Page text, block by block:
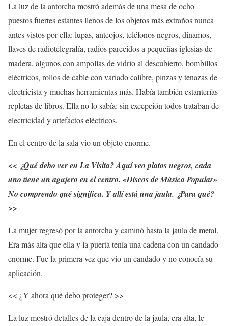
La luz de la antorcha mostró además de una mesa de ocho
puestos fuertes estantes llenos de los objetos más extraños nunca
antes vistos por ella: lupas, anteojos, teléfonos negros, dinamos,
llaves de radiotelegrafía, radios parecidos a pequeñas iglesias de
madera, algunos con ampollas de vidrio al descubierto, bombillos
eléctricos, rollos de cable con variado calibre, pinzas y tenazas de
electricista y muchas herramientas más. Había también estanterías
repletas de libros. Ella no lo sabía: sin excepción todos trataban de
electricidad y artefactos eléctricos.
En el centro de la sala vio un objeto enorme.
<< ¿Qué debo ver en La Visita? Aquí veo platos negros, cada
uno tiene un agujero en el centro. «Discos de Música Popular»
No comprendo qué significa. Y allí está una jaula. ¿Para qué?
>>
La mujer regresó por la antorcha y caminó hasta la jaula de metal.
Era más alta que ella y la puerta tenía una cadena con un candado
enorme. Fue la primera vez que vio un candado y no conocía su
aplicación.
<< ¿Y ahora qué debo proteger? >>
La luz mostró detalles de la caja dentro de la jaula, era alta, le